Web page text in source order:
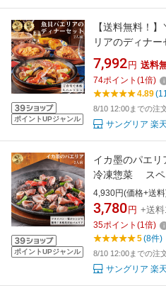
ポイントUPジャンル
【送料無料！
リアのディナ
ス料理 詰め合
け お取り寄せ
ア シーフード
7,992 円 送料
74ポイント (1倍)
4.89
8/10 12:00までの注
サングリア 楽
ポイントUPジャンル
イカ墨のパエ
冷凍惣菜 ス
ィナー 温める
4,930円(価格+送
3,780 円 +送料
35ポイント (1倍)
5(8件)
8/10 12:00までの注
サングリア 楽